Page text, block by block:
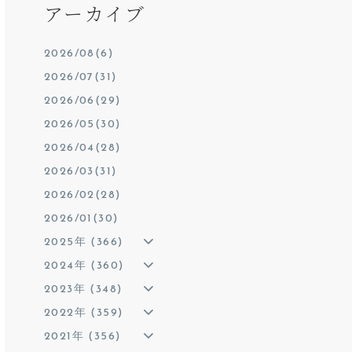
アーカイブ
2026/08(6)
2026/07(31)
2026/06(29)
2026/05(30)
2026/04(28)
2026/03(31)
2026/02(28)
2026/01(30)
2025年 (366)
2024年 (360)
2023年 (348)
2022年 (359)
2021年 (356)